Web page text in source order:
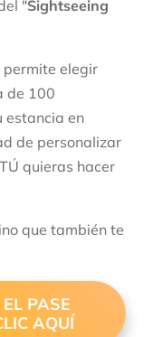
"Sightseeing
permite elegir
de 100
en
de personalizar
quieras hacer
que también te
PASE
AQUÍ